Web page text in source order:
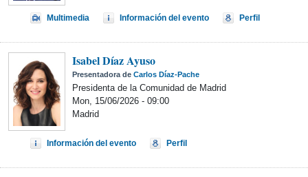
Multimedia Información del evento Perfil
Isabel Díaz Ayuso
Presentadora de Carlos Díaz-Pache
Presidenta de la Comunidad de Madrid
Mon, 15/06/2026 - 09:00
Madrid
Información del evento Perfil